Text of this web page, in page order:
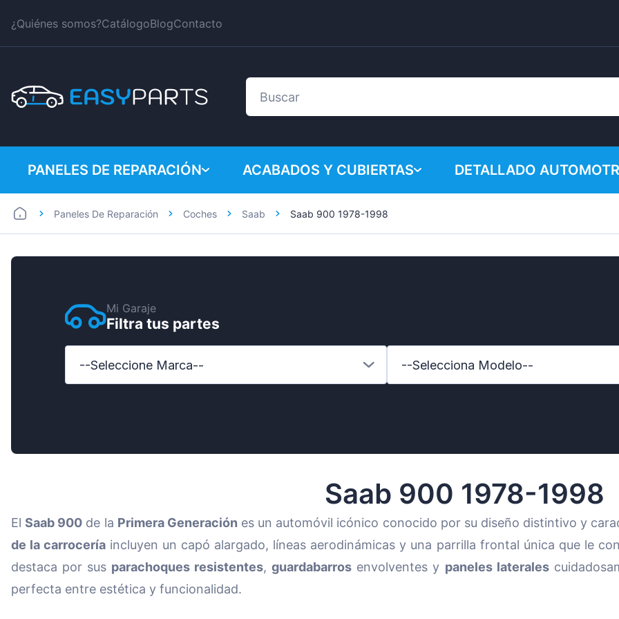
¿Quiénes somos?CatálogoBlogContacto
PANELES DE REPARACIÓN
Coches
ACABADOS Y CUBIERTAS
BMW
Hyundai
Mazda
Mercedes-Benz
DETALLADO
Paneles De Reparación Coches Saab Saab 900 1978-1998
Mi Garaje
Filtra tus partes
--Seleccione Marca-- --Selecciona Modelo--
Saab 900 1978-1998
ElSaab 900 de la Primera Generación es un automóvil icónico conocido por su diseño distintivo y
de la carrocería incluyen un capó alargado, líneas aerodinámicas y una parrilla frontal única que le
destaca por sus parachoques resistentes,guardabarros envolventes y paneles laterales
perfecta entre estética y funcionalidad.